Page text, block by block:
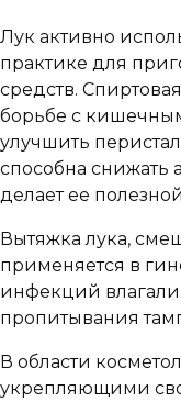
Лук активно
практике для
средств.
борьбе с
улучшить
способна снижать
делает ее
Вытяжка лука,
применяется в
инфекций
пропитывания
В области
укрепляющими